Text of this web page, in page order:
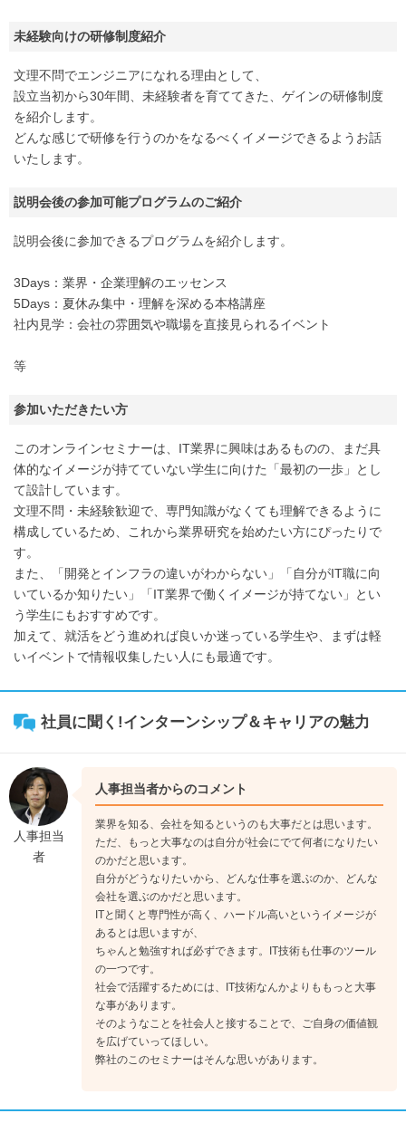
未経験向けの研修制度紹介
文理不問でエンジニアになれる理由として、
設立当初から30年間、未経験者を育ててきた、ゲインの研修制度
を紹介します。
どんな感じで研修を行うのかをなるべくイメージできるようお話
いたします。
説明会後の参加可能プログラムのご紹介
説明会後に参加できるプログラムを紹介します。
3Days：業界・企業理解のエッセンス
5Days：夏休み集中・理解を深める本格講座
社内見学：会社の雰囲気や職場を直接見られるイベント
等
参加いただきたい方
このオンラインセミナーは、IT業界に興味はあるものの、まだ具
体的なイメージが持てていない学生に向けた「最初の一歩」とし
て設計しています。
文理不問・未経験歓迎で、専門知識がなくても理解できるように
構成しているため、これから業界研究を始めたい方にぴったりで
す。
また、「開発とインフラの違いがわからない」「自分がIT職に向
いているか知りたい」「IT業界で働くイメージが持てない」とい
う学生にもおすすめです。
加えて、就活をどう進めれば良いか迷っている学生や、まずは軽
いイベントで情報収集したい人にも最適です。
社員に聞く!インターンシップ＆キャリアの魅力
人事担当
者
人事担当者からのコメント
業界を知る、会社を知るというのも大事だとは思います。
ただ、もっと大事なのは自分が社会にでて何者になりたい
のかだと思います。
自分がどうなりたいから、どんな仕事を選ぶのか、どんな
会社を選ぶのかだと思います。
ITと聞くと専門性が高く、ハードル高いというイメージが
あるとは思いますが、
ちゃんと勉強すれば必ずできます。IT技術も仕事のツール
の一つです。
社会で活躍するためには、IT技術なんかよりももっと大事
な事があります。
そのようなことを社会人と接することで、ご自身の価値観
を広げていってほしい。
弊社のこのセミナーはそんな思いがあります。